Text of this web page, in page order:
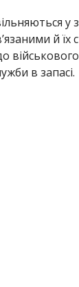
й їх
в запасі.